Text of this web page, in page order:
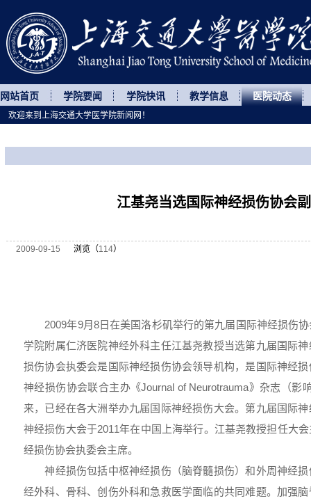
网站首页 学院要闻 学院快讯 教学信息 医院动态
江基尧当选国际神经损伤协会
2009-09-15 浏览（114）
2009年9月8日在美国洛杉矶举行的第九届国际神经损伤协
学院附属仁济医院神经外科主任江基尧教授当选第九届国际
损伤协会执委会是国际神经损伤协会领导机构，是国际神经
神经损伤协会联合主办《Journal of Neurotrauma》杂志（影
来，已经在各大洲举办九届国际神经损伤大会。第九届国际
神经损伤大会于2011年在中国上海举行。江基尧教授担任大
经损伤协会执委会主席。
神经损伤包括中枢神经损伤（脑脊髓损伤）和外周神经损
经外科、骨科、创伤外科和急救医学面临的共同难题。加强
欢迎来到上海交通大学医学院新闻网！